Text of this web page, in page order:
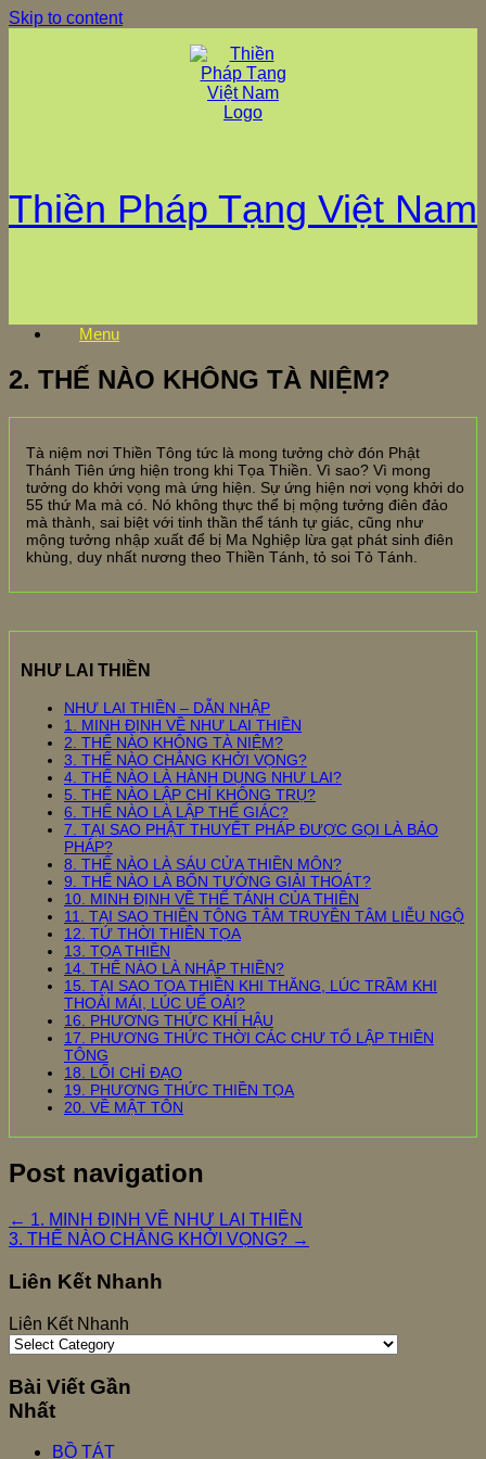
Skip to content
Thiền Pháp Tạng Việt Nam
Menu
2. THẾ NÀO KHÔNG TÀ NIỆM?
Tà niệm nơi Thiền Tông tức là mong tưởng chờ đón Phật
Thánh Tiên ứng hiện trong khi Tọa Thiền. Vì sao? Vì mong
tưởng do khởi vọng mà ứng hiện. Sự ứng hiện nơi vọng khởi do
55 thứ Ma mà có. Nó không thực thể bị mộng tưởng điên đảo
mà thành, sai biệt với tinh thần thể tánh tự giác, cũng như
mộng tưởng nhập xuất để bị Ma Nghiệp lừa gạt phát sinh điên
khùng, duy nhất nương theo Thiền Tánh, tỏ soi Tỏ Tánh.
NHƯ LAI THIỀN
NHƯ LAI THIỀN – DẪN NHẬP
1. MINH ĐỊNH VỀ NHƯ LAI THIỀN
2. THẾ NÀO KHÔNG TÀ NIỆM?
3. THẾ NÀO CHẲNG KHỞI VỌNG?
4. THẾ NÀO LÀ HÀNH DỤNG NHƯ LAI?
5. THẾ NÀO LẬP CHỈ KHÔNG TRỤ?
6. THẾ NÀO LÀ LẬP THỂ GIÁC?
7. TẠI SAO PHẬT THUYẾT PHÁP ĐƯỢC GỌI LÀ BẢO
PHÁP?
8. THẾ NÀO LÀ SÁU CỬA THIỀN MÔN?
9. THẾ NÀO LÀ BỐN TƯỚNG GIẢI THOÁT?
10. MINH ĐỊNH VỀ THỂ TÁNH CỦA THIỀN
11. TẠI SAO THIỀN TÔNG TÂM TRUYỀN TÂM LIỄU NGỘ
12. TỨ THỜI THIỀN TỌA
13. TỌA THIỀN
14. THẾ NÀO LÀ NHẬP THIỀN?
15. TẠI SAO TỌA THIỀN KHI THĂNG, LÚC TRẦM KHI
THOẢI MÁI, LÚC UỂ OẢI?
16. PHƯƠNG THỨC KHÍ HẬU
17. PHƯƠNG THỨC THỜI CÁC CHƯ TỔ LẬP THIỀN
TÔNG
18. LỐI CHỈ ĐẠO
19. PHƯƠNG THỨC THIỀN TỌA
20. VỀ MẬT TÔN
Post navigation
← 1. MINH ĐỊNH VỀ NHƯ LAI THIỀN
3. THẾ NÀO CHẲNG KHỞI VỌNG? →
Liên Kết Nhanh
Liên Kết Nhanh
Bài Viết Gần
Nhất
BỒ TÁT